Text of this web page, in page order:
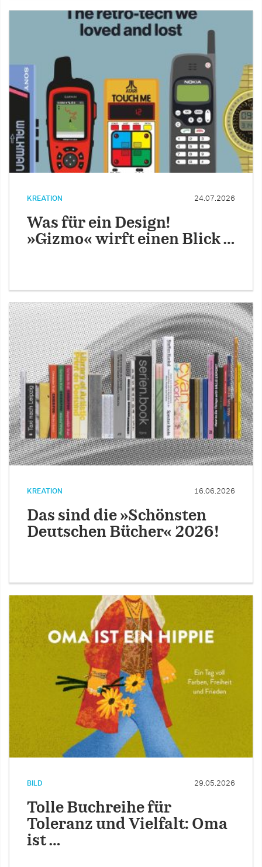
KREATION 24.07.2026
Was für ein Design!
»Gizmo« wirft einen Blick …
KREATION 16.06.2026
Das sind die »Schönsten
Deutschen Bücher« 2026!
BILD 29.05.2026
Tolle Buchreihe für
Toleranz und Vielfalt: Oma
ist …